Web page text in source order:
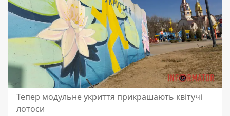
Тепер модульне укриття прикрашають квітучі
лотоси